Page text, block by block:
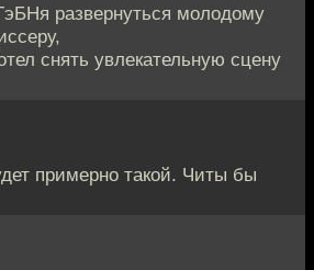
развернуться молодому
снять увлекательную сцену
примерно такой. Читы бы